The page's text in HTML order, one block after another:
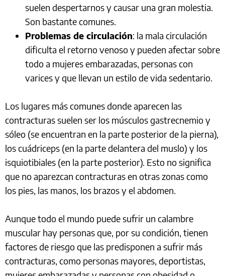
suelen despertarnos y causar una gran molestia.
Son bastante comunes.
Problemas de circulación: la mala circulación
dificulta el retorno venoso y pueden afectar sobre
todo a mujeres embarazadas, personas con
varices y que llevan un estilo de vida sedentario.
Los lugares más comunes donde aparecen las
contracturas suelen ser los músculos gastrecnemio y
sóleo (se encuentran en la parte posterior de la pierna),
los cuádriceps (en la parte delantera del muslo) y los
isquiotibiales (en la parte posterior). Esto no significa
que no aparezcan contracturas en otras zonas como
los pies, las manos, los brazos y el abdomen.
Aunque todo el mundo puede sufrir un calambre
muscular hay personas que, por su condición, tienen
factores de riesgo que las predisponen a sufrir más
contracturas, como personas mayores, deportistas,